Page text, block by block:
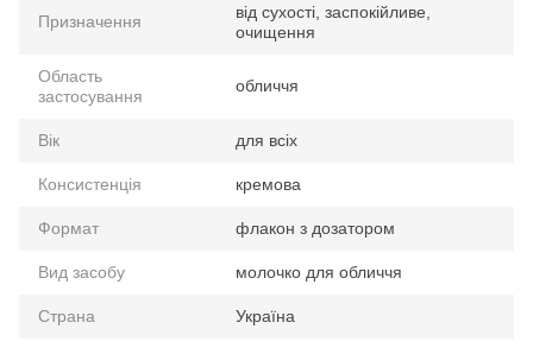
Призначення
від сухості, заспокійливе,
очищення
Область
застосування
обличчя
Вік для всіх
Консистенція кремова
Формат флакон з дозатором
Вид засобу молочко для обличчя
Страна Україна